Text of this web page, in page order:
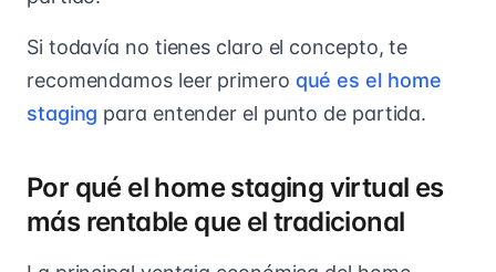
Si todavía no tienes claro el concepto, te
recomendamos leer primero qué es el home
staging para entender el punto de partida.
Por qué el home staging virtual es
más rentable que el tradicional